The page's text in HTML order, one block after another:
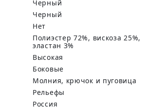
Черный
черный
Нет
полиэстер 72%, вискоза 25%,
эластан 3%
Высокая
Боковые
Молния, крючок и пуговица
Рельефы
Россия